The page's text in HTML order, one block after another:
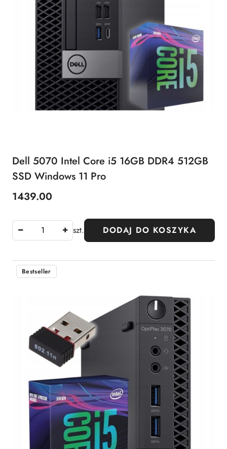
Dell 5070 Intel Core i5 16GB DDR4 512GB
SSD Windows 11 Pro
Cena:
1439.00
szt. DODAJ DO KOSZYKA
Bestseller